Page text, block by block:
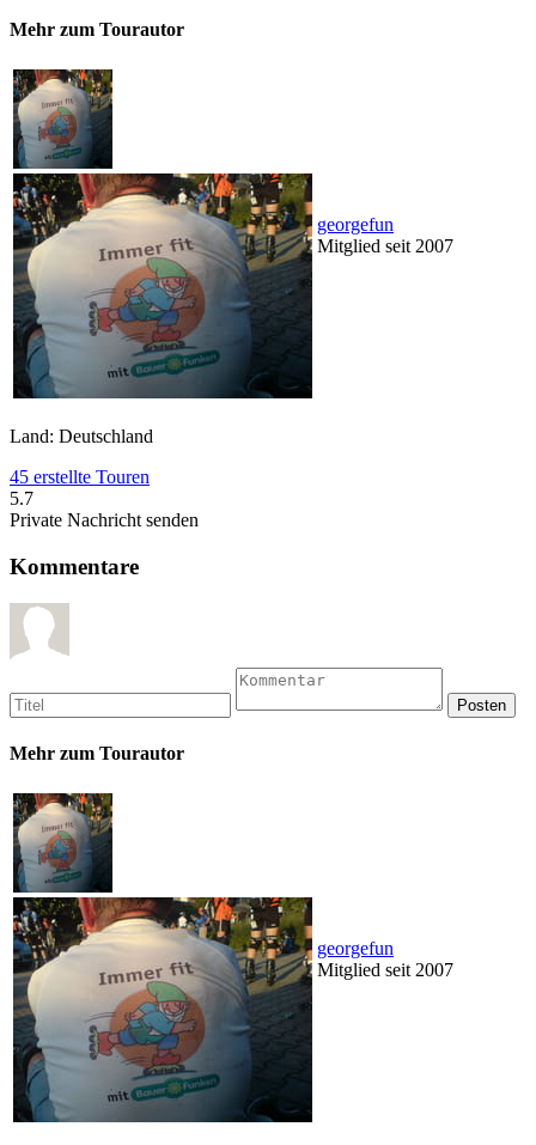
Mehr zum Tourautor
georgefun
Mitglied seit 2007
Land: Deutschland
45 erstellte Touren
5.7
Private Nachricht senden
Kommentare
Mehr zum Tourautor
georgefun
Mitglied seit 2007